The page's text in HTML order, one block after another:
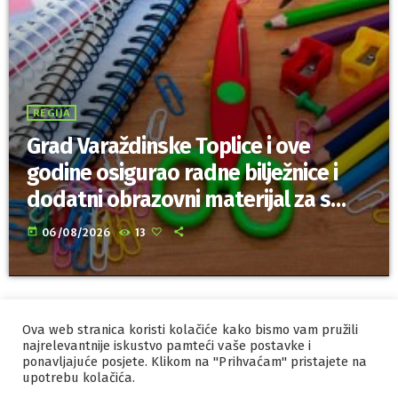
REGIJA
Grad Varaždinske Toplice i ove
godine osigurao radne bilježnice i
dodatni obrazovni materijal za sve
osnovnoškolce
today 06/08/2026 13
IZRADA I HOSTINGORBIS
MARKETING
PRAVILA PRIVATNOSTI
Ova web stranica koristi kolačiće kako bismo vam pružili
najrelevantnije iskustvo pamteći vaše postavke i
ponavljajuće posjete. Klikom na "Prihvaćam" pristajete na
upotrebu kolačića.